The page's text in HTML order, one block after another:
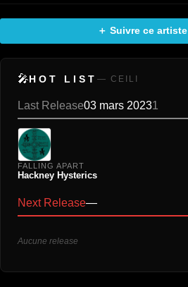
＋ Suivre ce artiste
🎤HOT LIST — CEILI
Last Release03 mars 20231
FALLING APART
Hackney Hysterics
Next Release—
Aucune release